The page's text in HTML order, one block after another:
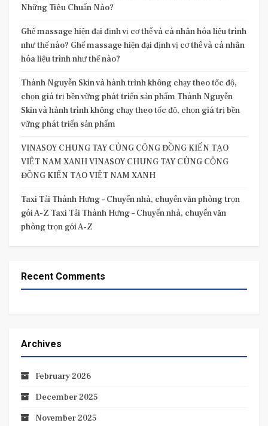
Những Tiêu Chuẩn Nào?
Ghế massage hiện đại định vị cơ thể và cá nhân hóa liệu trình
như thế nào? Ghế massage hiện đại định vị cơ thể và cá nhân
hóa liệu trình như thế nào?
Thành Nguyễn Skin và hành trình không chạy theo tốc độ,
chọn giá trị bền vững phát triển sản phẩm Thành Nguyễn
Skin và hành trình không chạy theo tốc độ, chọn giá trị bền
vững phát triển sản phẩm
VINASOY CHUNG TAY CÙNG CỘNG ĐỒNG KIẾN TẠO
VIỆT NAM XANH VINASOY CHUNG TAY CÙNG CỘNG
ĐỒNG KIẾN TẠO VIỆT NAM XANH
Taxi Tải Thành Hưng – Chuyển nhà, chuyển văn phòng trọn
gói A-Z Taxi Tải Thành Hưng – Chuyển nhà, chuyển văn
phòng trọn gói A-Z
Recent Comments
Archives
February 2026
December 2025
November 2025